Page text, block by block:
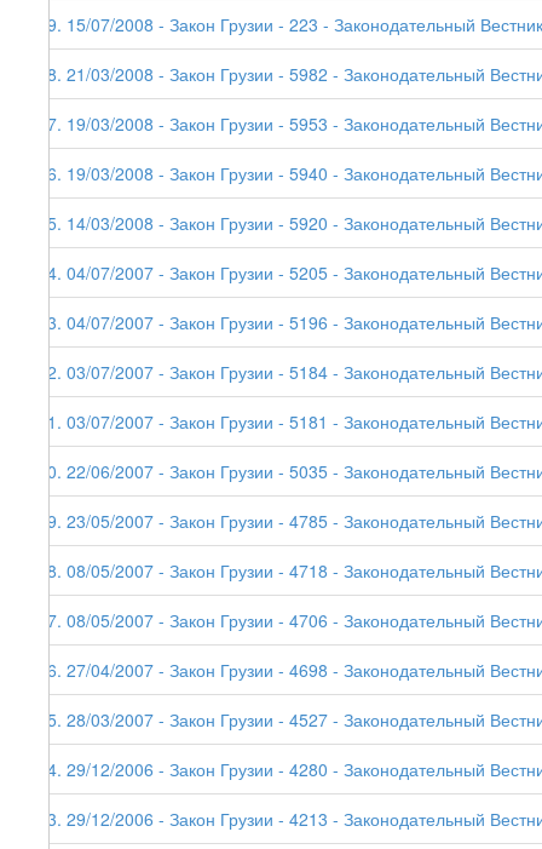
69. 15/07/2008 - Закон Грузии - 223 - Законодательный
68. 21/03/2008 - Закон Грузии - 5982 - Законодательный
67. 19/03/2008 - Закон Грузии - 5953 - Законодательный
66. 19/03/2008 - Закон Грузии - 5940 - Законодательный
65. 14/03/2008 - Закон Грузии - 5920 - Законодательный
64. 04/07/2007 - Закон Грузии - 5205 - Законодательный
63. 04/07/2007 - Закон Грузии - 5196 - Законодательный
62. 03/07/2007 - Закон Грузии - 5184 - Законодательный
61. 03/07/2007 - Закон Грузии - 5181 - Законодательный
60. 22/06/2007 - Закон Грузии - 5035 - Законодательный
59. 23/05/2007 - Закон Грузии - 4785 - Законодательный
58. 08/05/2007 - Закон Грузии - 4718 - Законодательный
57. 08/05/2007 - Закон Грузии - 4706 - Законодательный
56. 27/04/2007 - Закон Грузии - 4698 - Законодательный
55. 28/03/2007 - Закон Грузии - 4527 - Законодательный
54. 29/12/2006 - Закон Грузии - 4280 - Законодательный
53. 29/12/2006 - Закон Грузии - 4213 - Законодательный